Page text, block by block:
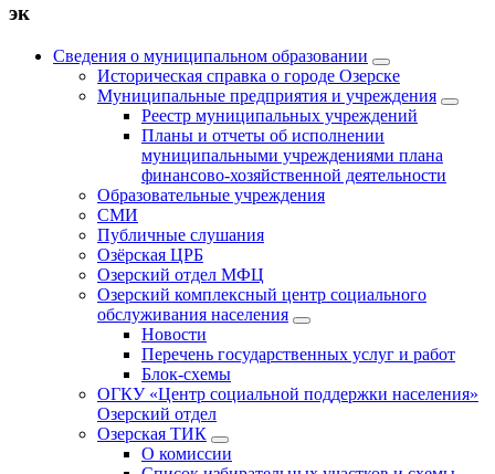
эк
Сведения о муниципальном образовании
Историческая справка о городе Озерске
Муниципальные предприятия и учреждения
Реестр муниципальных учреждений
Планы и отчеты об исполнении
муниципальными учреждениями плана
финансово-хозяйственной деятельности
Образовательные учреждения
СМИ
Публичные слушания
Озёрская ЦРБ
Озерский отдел МФЦ
Озерский комплексный центр социального
обслуживания населения
Новости
Перечень государственных услуг и работ
Блок-схемы
ОГКУ «Центр социальной поддержки населения»
Озерский отдел
Озерская ТИК
О комиссии